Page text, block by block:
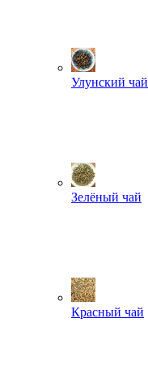
Улунский чай
Зелёный чай
Красный чай